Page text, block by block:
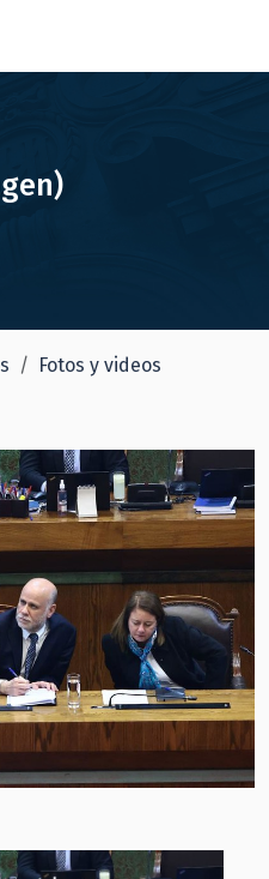
Fotos y videos